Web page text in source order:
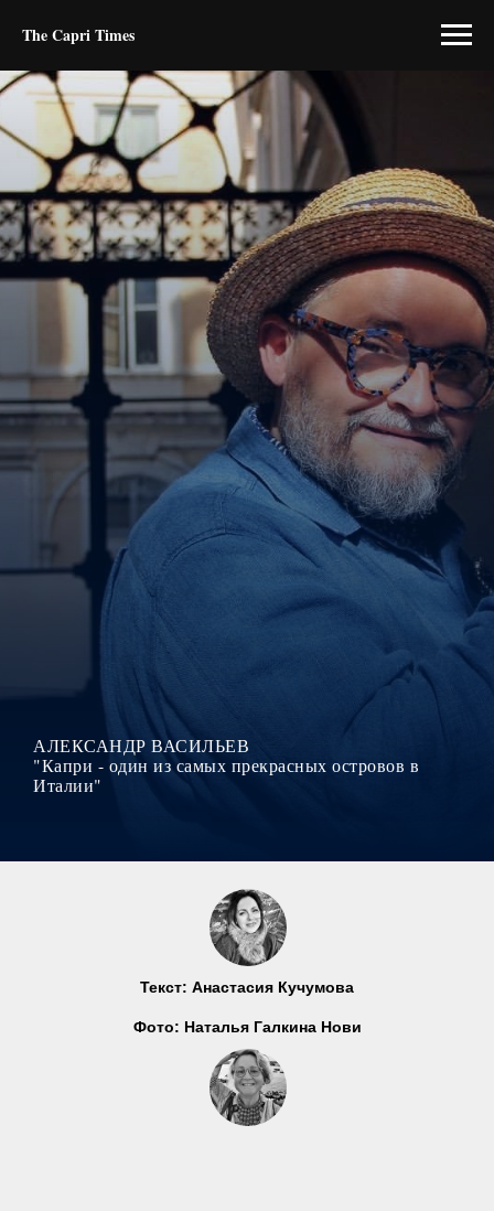
The Capri Times
АЛЕКСАНДР ВАСИЛЬЕВ
"Капри - один из самых прекрасных островов в
Италии"
Текст: Анастасия Кучумова
Фото: Наталья Галкина Нови